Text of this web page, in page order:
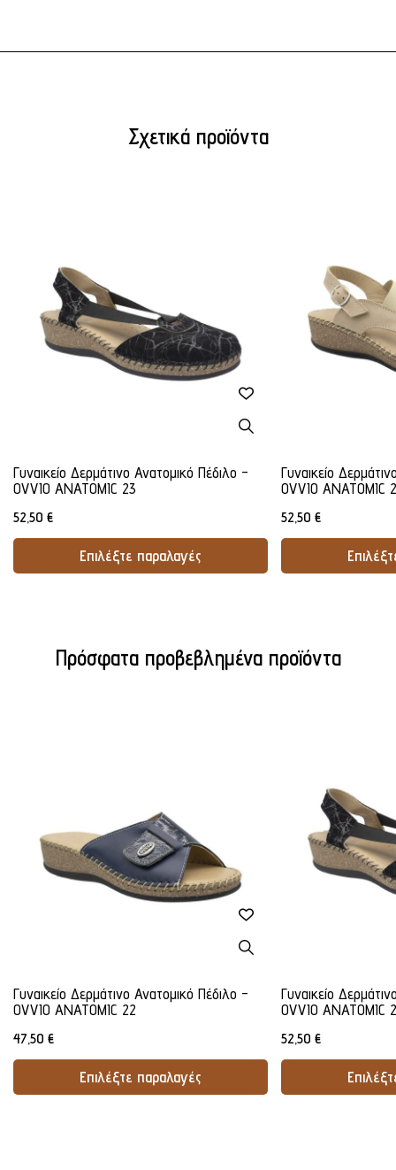
Σχετικά προϊόντα
Γυναικείο Δερμάτινο Ανατομικό Πέδιλο -
OVVIO ANATOMIC 23
52,50 €
Επιλέξτε παραλαγές
Γυναικείο
OVVIO ANATOMIC
52,50 €
Πρόσφατα προβεβλημένα προϊόντα
Γυναικείο Δερμάτινο Ανατομικό Πέδιλο -
OVVIO ANATOMIC 22
47,50 €
Επιλέξτε παραλαγές
Γυναικείο
OVVIO ANATOMIC
52,50 €